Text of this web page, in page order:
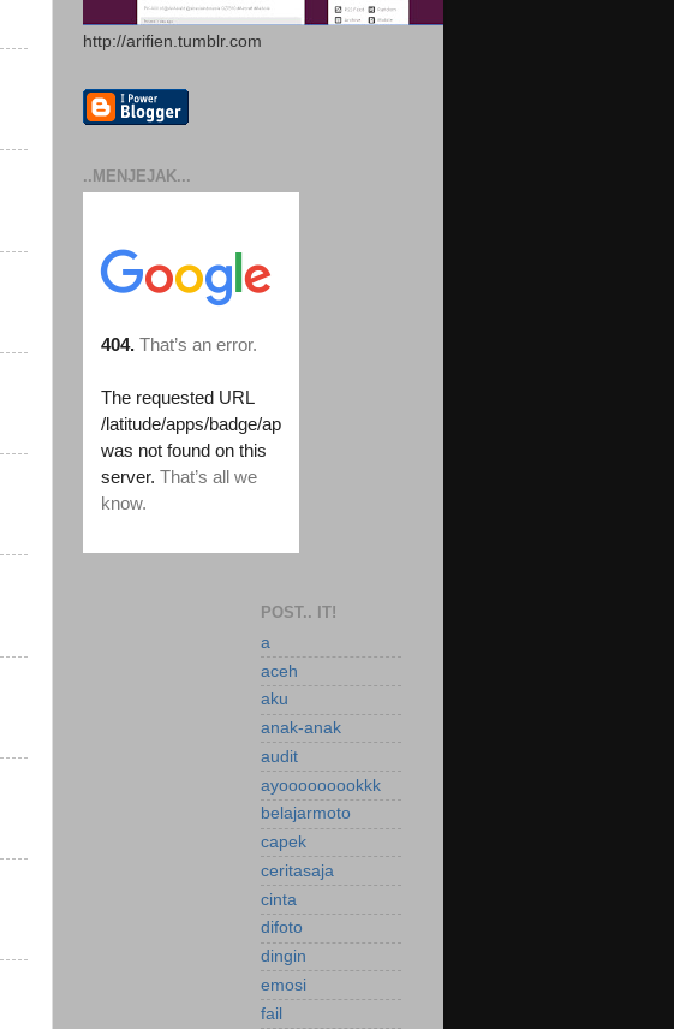
http://arifien.tumblr.com
..MENJEJAK...
POST.. IT!
a
aceh
aku
anak-anak
audit
ayooooooookkk
belajarmoto
capek
ceritasaja
cinta
difoto
dingin
emosi
fail